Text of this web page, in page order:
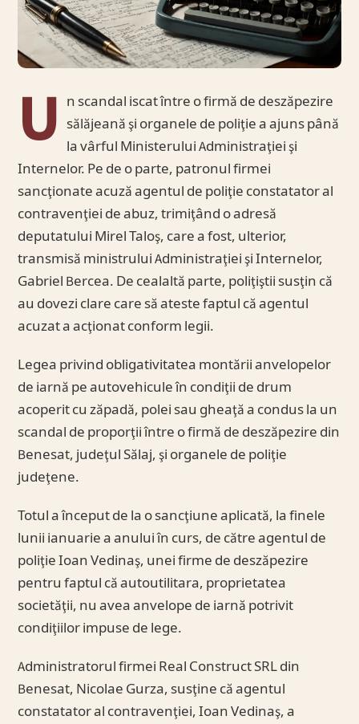
U n scandal iscat între o firmă de deszăpezire
sălăjeană şi organele de poliţie a ajuns până
la vârful Ministerului Administraţiei şi
Internelor. Pe de o parte, patronul firmei
sancţionate acuză agentul de poliţie constatator al
contravenţiei de abuz, trimiţând o adresă
deputatului Mirel Taloş, care a fost, ulterior,
transmisă ministrului Administraţiei şi Internelor,
Gabriel Bercea. De cealaltă parte, poliţiştii susţin că
au dovezi clare care să ateste faptul că agentul
acuzat a acţionat conform legii.
Legea privind obligativitatea montării anvelopelor
de iarnă pe autovehicule în condiţii de drum
acoperit cu zăpadă, polei sau gheaţă a condus la un
scandal de proporţii între o firmă de deszăpezire din
Benesat, judeţul Sălaj, şi organele de poliţie
judeţene.
Totul a început de la o sancţiune aplicată, la finele
lunii ianuarie a anului în curs, de către agentul de
poliţie Ioan Vedinaş, unei firme de deszăpezire
pentru faptul că autoutilitara, proprietatea
societăţii, nu avea anvelope de iarnă potrivit
condiţiilor impuse de lege.
Administratorul firmei Real Construct SRL din
Benesat, Nicolae Gurza, susţine că agentul
constatator al contravenţiei, Ioan Vedinaş, a